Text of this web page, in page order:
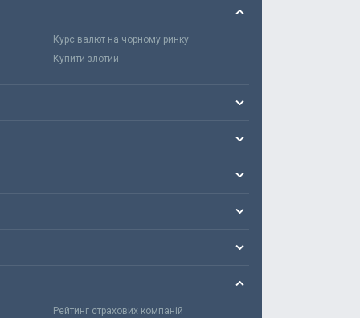
Курс валют на чорному ринку
Купити злотий
Рейтинг страхових компаній